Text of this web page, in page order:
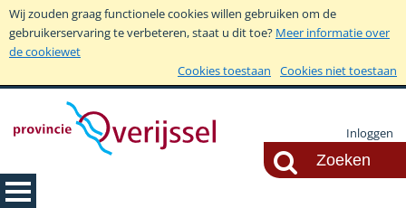
Wij zouden graag functionele cookies willen gebruiken om de
gebruikerservaring te verbeteren, staat u dit toe? Meer informatie over
de cookiewet
Cookies toestaan
Cookies niet toestaan
Inloggen